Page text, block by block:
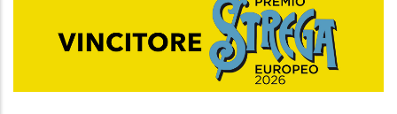
La chiamata